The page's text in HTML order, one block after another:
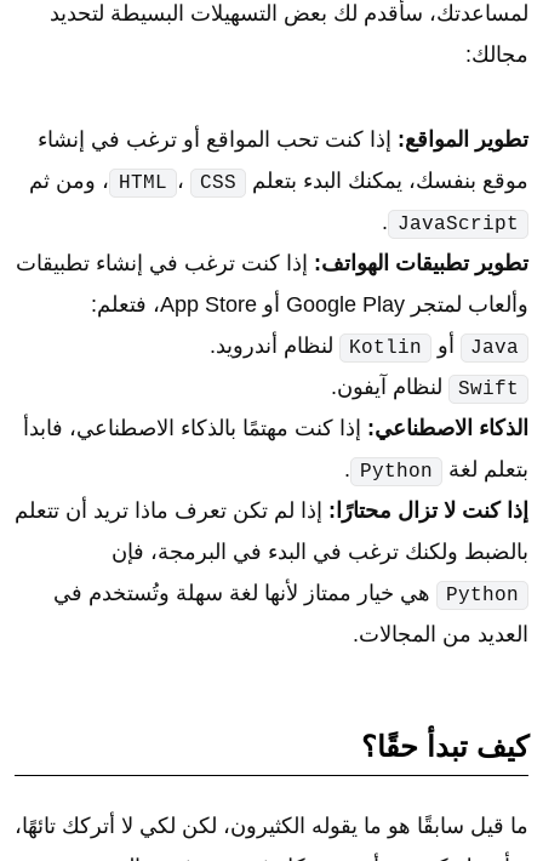
لمساعدتك، سأقدم لك بعض التسهيلات البسيطة لتحديد
مجالك:
تطوير المواقع: إذا كنت تحب المواقع أو ترغب في إنشاء
موقع بنفسك، يمكنك البدء بتعلم
HTML ، CSS ، ومن ثم
JavaScript
.
تطوير تطبيقات الهواتف: إذا كنت ترغب في إنشاء تطبيقات
وألعاب لمتجر Google Play أو App Store، فتعلم:
Java أو Kotlin لنظام أندرويد.
Swift
لنظام آيفون.
الذكاء الاصطناعي: إذا كنت مهتمًا بالذكاء الاصطناعي، فابدأ
بتعلم لغة
Python
.
إذا كنت لا تزال محتارًا: إذا لم تكن تعرف ماذا تريد أن تتعلم
بالضبط ولكنك ترغب في البدء في البرمجة، فإن
Python
هي خيار ممتاز لأنها لغة سهلة وتُستخدم في
العديد من المجالات.
كيف تبدأ حقًا؟
ما قيل سابقًا هو ما يقوله الكثيرون، لكن لكي لا أتركك تائهًا،